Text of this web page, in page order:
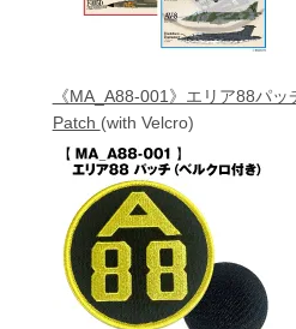
《MA_A88-001》エリア88パ
Patch (with Velcro)